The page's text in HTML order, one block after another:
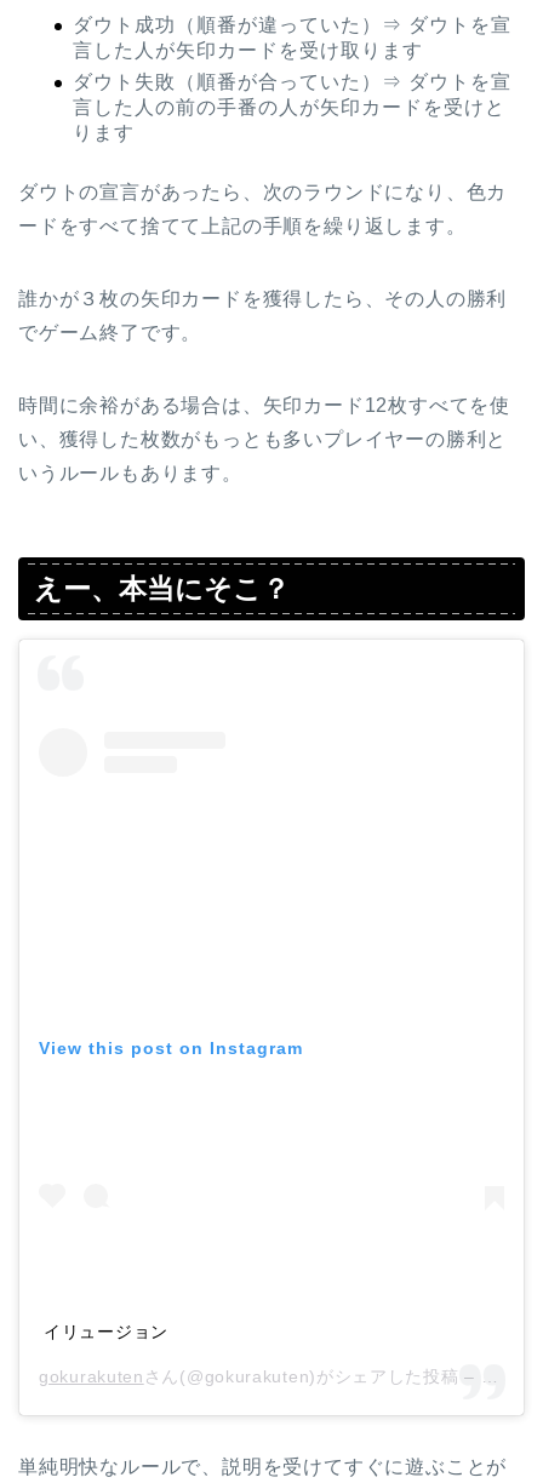
ダウト成功（順番が違っていた）⇒ ダウトを宣
言した人が矢印カードを受け取ります
ダウト失敗（順番が合っていた）⇒ ダウトを宣
言した人の前の手番の人が矢印カードを受けと
ります
ダウトの宣言があったら、次のラウンドになり、色カ
ードをすべて捨てて上記の手順を繰り返します。
誰かが３枚の矢印カードを獲得したら、その人の勝利
でゲーム終了です。
時間に余裕がある場合は、矢印カード12枚すべてを使
い、獲得した枚数がもっとも多いプレイヤーの勝利と
いうルールもあります。
えー、本当にそこ？
View this post on Instagram
イリュージョン
gokurakuten さん(@gokurakuten)がシェアした投稿 –
単純明快なルールで、説明を受けてすぐに遊ぶことが